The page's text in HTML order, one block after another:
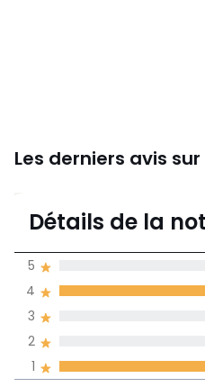
Les derniers avis
de
Détails de la
1
2
3
4
5